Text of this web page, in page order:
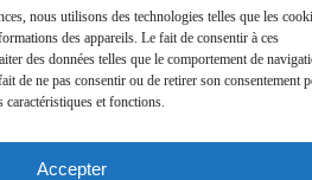
nous utilisons des technologies telles que les
des appareils. Le fait de consentir à ces
des données telles que le comportement de
de ne pas consentir ou de retirer son consentement
et fonctions.
Accepter